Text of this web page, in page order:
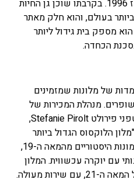
מורשת עולמית של אונסק"ו מאז 1996. בקרבתו שוכן גן החיות
בעולם, והוא חלק מאתר
מספק בית גידול ליותר
של מלונות שמזמינים
מנהלת המכירות של
מלון ריץ קרלטון במרכז וינה, סטפני פירולט Stefanie Pirolt,
הלוקסוס הגדול ביותר
בוינה". המלון שוכן בארבעה ארמונות היסטוריים מהמאה ה-19,
עם יוקרה עכשווית. המלון
שירות מעולה.